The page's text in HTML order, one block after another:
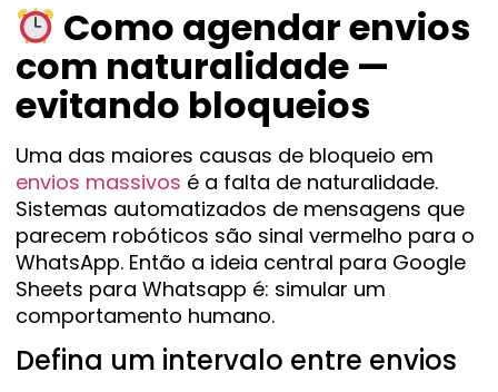
Como agendar envios
com naturalidade —
evitando bloqueios
Uma das maiores causas de bloqueio em
envios massivos é a falta de naturalidade.
Sistemas automatizados de mensagens que
parecem robóticos são sinal vermelho para o
WhatsApp. Então a ideia central para Google
Sheets para Whatsapp é: simular um
comportamento humano.
Defina um intervalo entre envios